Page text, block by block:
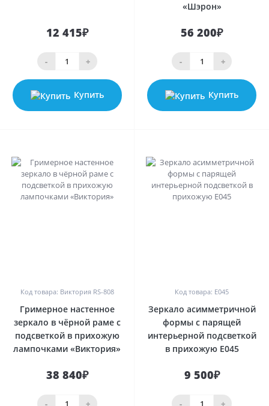
12 415₽
- +
Купить
«Шэрон»
56 200₽
- +
Купить
Код товара: Виктория RS-808
Гримерное настенное
зеркало в чёрной раме с
подсветкой в прихожую
лампочками «Виктория»
38 840₽
- +
Код товара: E045
Зеркало асимметричной
формы с парящей
интерьерной подсветкой
в прихожую E045
9 500₽
- +